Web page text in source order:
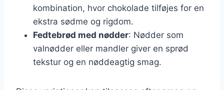
kombination, hvor chokolade tilføjes for en
ekstra sødme og rigdom.
Fedtebrød med nødder: Nødder som
valnødder eller mandler giver en sprød
tekstur og en nøddeagtig smag.